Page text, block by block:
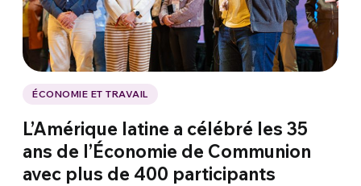
ÉCONOMIE ET TRAVAIL
L’Amérique latine a célébré les 35
ans de l’Économie de Communion
avec plus de 400 participants